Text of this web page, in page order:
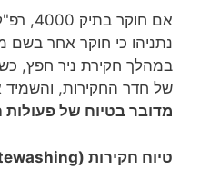
אם
נתניהו כי חוקר אחר בשם
במהלך חקירת ניר חפץ,
של חדר החקירות, והשמיד
מדובר בטיוח של פעולות